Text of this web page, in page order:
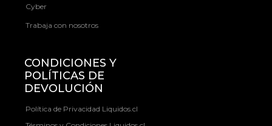
Cyber
Trabaja con nosotros
CONDICIONES Y
POLÍTICAS DE
DEVOLUCIÓN
Política de Privacidad Liquidos.cl